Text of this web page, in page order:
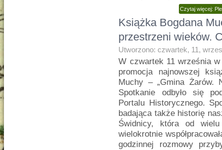
Czytaj więcej:
Książka Bogdana
przestrzeni wieków.
Utworzono: czwartek, 11,
W czwartek 11 września
promocja najnowszej
Muchy – „Gmina Żarów.
Spotkanie odbyło się
Portalu Historycznego.
badająca także historię
Świdnicy, która od
wielokrotnie
godzinnej rozmowy